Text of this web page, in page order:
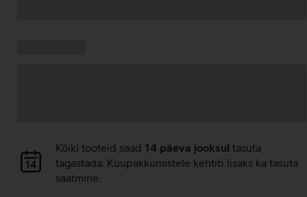
Andmete
laadimine
Kõiki tooteid saad 14 päeva jooksul tasuta
tagastada. Kuupakkumistele kehtib lisaks ka tasuta
saatmine.